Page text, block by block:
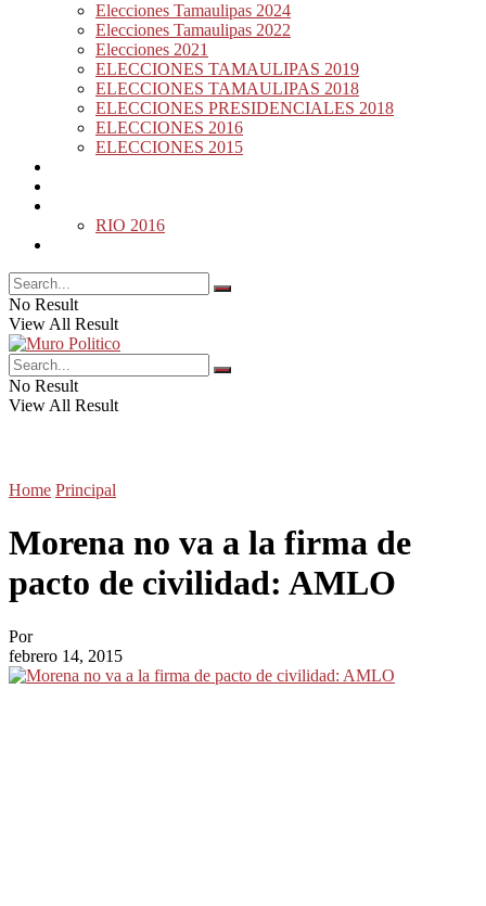
Elecciones Tamaulipas 2024
Elecciones Tamaulipas 2022
Elecciones 2021
ELECCIONES TAMAULIPAS 2019
ELECCIONES TAMAULIPAS 2018
ELECCIONES PRESIDENCIALES 2018
ELECCIONES 2016
ELECCIONES 2015
RIO 2016
No Result
View All Result
No Result
View All Result
Home Principal
Morena no va a la firma de
pacto de civilidad: AMLO
Por
febrero 14, 2015